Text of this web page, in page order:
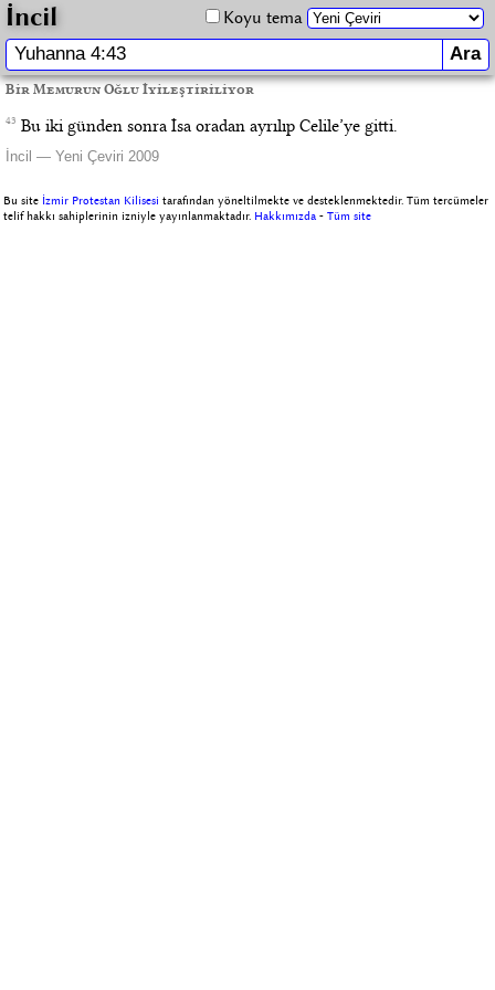
İncil Koyu tema
Bir Memurun Oğlu İyileştiriliyor
43 Bu iki günden sonra İsa oradan ayrılıp Celile’ye gitti.
İncil — Yeni Çeviri 2009
Bu site İzmir Protestan Kilisesi tarafından yöneltilmekte ve desteklenmektedir. Tüm tercümeler
telif hakkı sahiplerinin izniyle yayınlanmaktadır. Hakkımızda -Tüm site